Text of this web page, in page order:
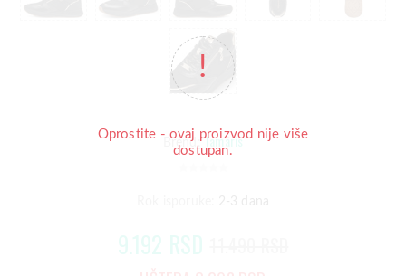
Oprostite - ovaj proizvod nije više
dostupan.
Brend: Tamaris